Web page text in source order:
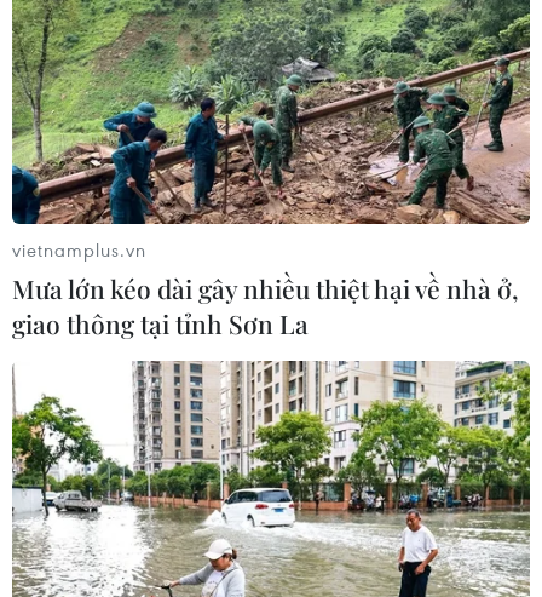
vietnamplus.vn
Mưa lớn kéo dài gây nhiều thiệt hại về nhà ở,
giao thông tại tỉnh Sơn La